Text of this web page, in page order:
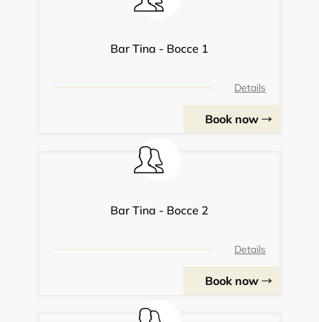
Bar Tina - Bocce 1
Details
Book now
Bar Tina - Bocce 2
Details
Book now